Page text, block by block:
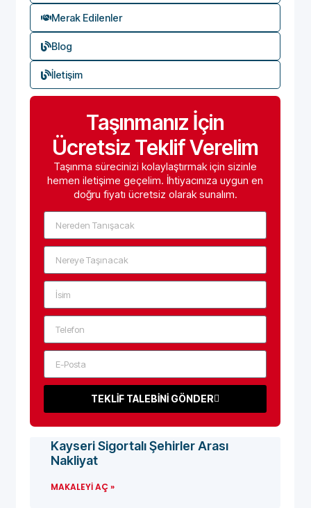
Merak Edilenler
Blog
İletişim
Taşınmanız İçin
Ücretsiz Teklif Verelim
Taşınma sürecinizi kolaylaştırmak için sizinle
hemen iletişime geçelim. İhtiyacınıza uygun en
doğru fiyatı ücretsiz olarak sunalım.
TEKLİF TALEBİNİ GÖNDER
Kayseri Sigortalı Şehirler Arası
Nakliyat
MAKALEYI AÇ »